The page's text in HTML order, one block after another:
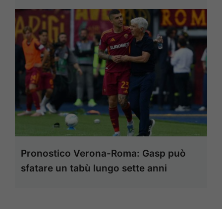
Pronostico Verona-Roma: Gasp può
sfatare un tabù lungo sette anni